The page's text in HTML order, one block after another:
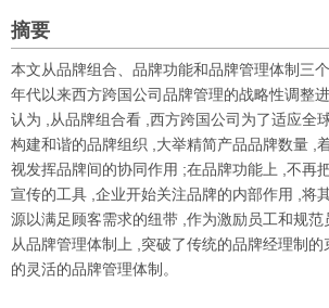
摘要
本文从品牌组合、品牌功能和品牌管理体制三
年代以来西方跨国公司品牌管理的战略性调整
认为 ,从品牌组合看 ,西方跨国公司为了适应全
构建和谐的品牌组织 ,大举精简产品品牌数量 ,
视发挥品牌间的协同作用 ;在品牌功能上 ,不再
宣传的工具 ,企业开始关注品牌的内部作用 ,将
源以满足顾客需求的纽带 ,作为激励员工和规范
从品牌管理体制上 ,突破了传统的品牌经理制
的灵活的品牌管理体制。